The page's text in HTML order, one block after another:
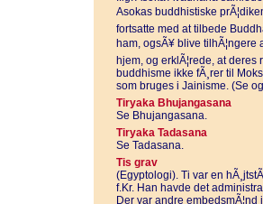
Asokas buddhistiske
fortsatte med at tilbede
ham, ogsÃ¥ blive tilhÃ¦ngere
hjem, og erklÃ¦rede, at
buddhisme ikke fÃ¸rer til
som bruges i Jainisme. (Se
Tiryaka Bhujangasana
Se Bhujangasana.
Tiryaka Tadasana
Se Tadasana.
Tis grav
(Egyptologi). Ti var en
f.Kr. Han havde det
Der var andre